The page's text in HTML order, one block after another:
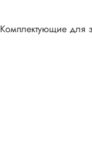
Комплектующие для